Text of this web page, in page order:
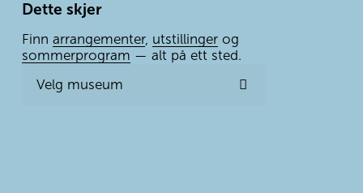
Dette skjer
Finn arrangementer, utstillinger
sommerprogram — alt på ett sted.
Velg museum